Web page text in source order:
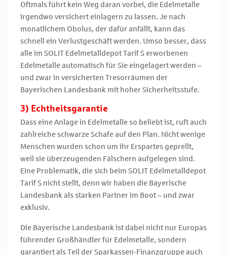
Oftmals führt kein Weg daran vorbei, die Edelmetalle
irgendwo versichert einlagern zu lassen. Je nach
monatlichem Obolus, der dafür anfällt, kann das
schnell ein Verlustgeschäft werden. Umso besser, dass
alle im SOLIT Edelmetalldepot Tarif S erworbenen
Edelmetalle automatisch für Sie eingelagert werden –
und zwar in versicherten Tresorräumen der
Bayerischen Landesbank mit hoher Sicherheitsstufe.
3) Echtheitsgarantie
Dass eine Anlage in Edelmetalle so beliebt ist, ruft auch
zahlreiche schwarze Schafe auf den Plan. Nicht wenige
Menschen wurden schon um ihr Erspartes geprellt,
weil sie überzeugenden Fälschern aufgelegen sind.
Eine Problematik, die sich beim SOLIT Edelmetalldepot
Tarif S nicht stellt, denn wir haben die Bayerische
Landesbank als starken Partner im Boot – und zwar
exklusiv.
Die Bayerische Landesbank ist dabei nicht nur Europas
führender Großhändler für Edelmetalle, sondern
garantiert als Teil der Sparkassen-Finanzgruppe auch